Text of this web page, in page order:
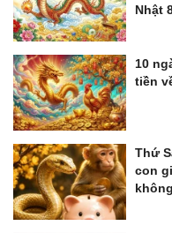
Nhật
10
tiền
Thứ
con